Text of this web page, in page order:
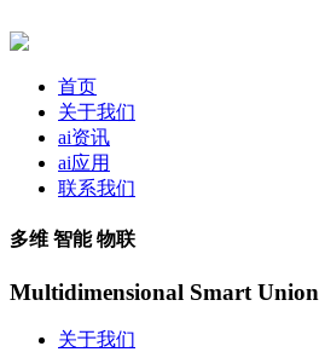
首页
关于我们
ai资讯
ai应用
联系我们
多维 智能 物联
Multidimensional Smart Union
关于我们